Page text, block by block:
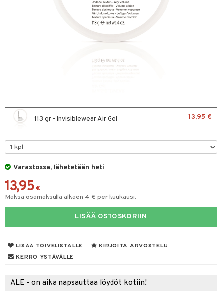
113 gr - Invisiblewear Air Gel 13,95 €
Varastossa, lähetetään heti
13,95 €
Maksa osamaksulla alkaen 4 € per kuukausi.
LISÄÄ OSTOSKORIIN
LISÄÄ TOIVELISTALLE
KIRJOITA ARVOSTELU
KERRO YSTÄVÄLLE
ALE - on aika napsauttaa löydöt kotiin!
& Antifrizz
tuotteet
& Geeli